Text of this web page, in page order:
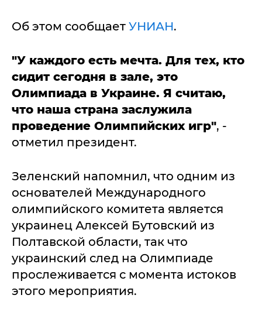
Об этом сообщает УНИАН.
"У каждого есть мечта. Для тех, кто
сидит сегодня в зале, это
Олимпиада в Украине. Я считаю,
что наша страна заслужила
проведение Олимпийских игр", -
отметил президент.
Зеленский напомнил, что одним из
основателей Международного
олимпийского комитета является
украинец Алексей Бутовский из
Полтавской области, так что
украинский след на Олимпиаде
прослеживается с момента истоков
этого мероприятия.